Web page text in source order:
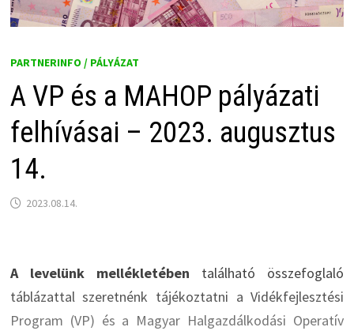
PARTNERINFO / PÁLYÁZAT
A VP és a MAHOP pályázati
felhívásai – 2023. augusztus
14.
2023.08.14.
A levelünk mellékletében található összefoglaló
táblázattal szeretnénk tájékoztatni a Vidékfejlesztési
Program (VP) és a Magyar Halgazdálkodási Operatív